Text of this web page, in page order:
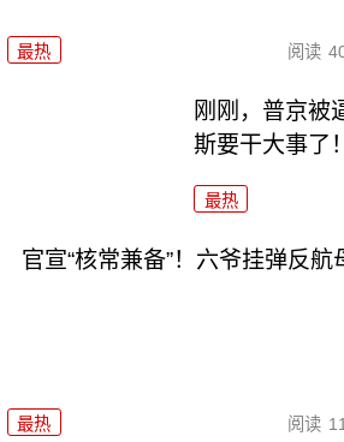
最热 阅读
刚刚，普京被
斯要干大事了！
最热
官宣“核常兼备”！六爷挂弹反航
最热 阅读